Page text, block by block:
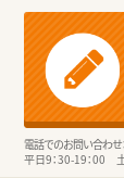
電話でのお問い合わせ：
平日9：30-19：00